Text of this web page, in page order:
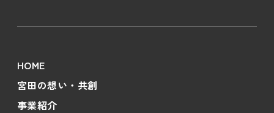
HOME
宮田の想い・共創
事業紹介